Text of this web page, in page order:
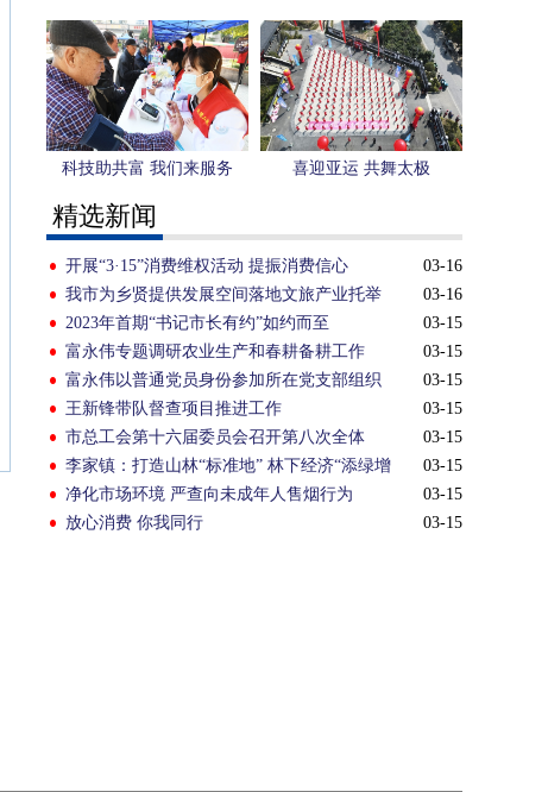
科技助共富 我们来服务 喜迎亚运 共舞太极
精选新闻
03-16
开展“3·15”消费维权活动 提振消费信心
03-16
我市为乡贤提供发展空间落地文旅产业托举
高质量发展
03-15
2023年首期“书记市长有约”如约而至
03-15
富永伟专题调研农业生产和春耕备耕工作
03-15
富永伟以普通党员身份参加所在党支部组织
生活会
03-15
王新锋带队督查项目推进工作
03-15
市总工会第十六届委员会召开第八次全体
（扩大）会议
03-15
李家镇：打造山林“标准地” 林下经济“添绿增
金”
03-15
净化市场环境 严查向未成年人售烟行为
03-15
放心消费 你我同行